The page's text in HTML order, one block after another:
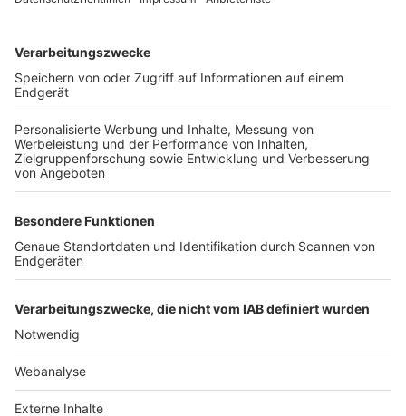
TOP-VEREINE
TOP-PARTNER
Nutzungsbedingungen Datenschutz Impressum